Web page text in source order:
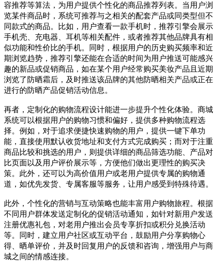
容推荐等算法，为用户提供个性化的商品推荐列表。当用户浏
览某件商品时，系统可推荐与之相关的配套产品或同类型但不
同款式的商品。比如，用户查看一款手机时，推荐引擎会展示
手机壳、充电器、耳机等相关配件，或者推荐其他品牌具有相
似功能和性价比的手机。同时，根据用户的历史购买频率和近
期浏览趋势，推荐引擎还能在合适的时间为用户推送可能感兴
趣的新品或促销商品，如在某个用户经常购买美妆产品且近期
浏览了防晒霜后，及时推送该品牌的其他防晒相关产品或正在
进行的防晒产品促销活动信息。
再者，定制化的购物流程设计能进一步提升个性化体验。商城
系统可以根据用户的购物习惯和偏好，提供多种购物流程选
择。例如，对于追求便捷快速购物的用户，提供一键下单功
能，直接使用默认收货地址和支付方式完成购买；而对于注重
商品比较和挑选的用户，则提供详细的商品筛选功能、产品对
比页面以及用户评价展示等，方便他们做出更理性的购买决
策。此外，还可以为高价值用户或老用户提供专属的购物通
道，如优先发货、专属客服等服务，让用户感受到特殊待遇。
此外，个性化的营销与互动策略也能丰富用户购物旅程。根据
不同用户群体发送定制化的促销活动通知，如针对新用户发送
注册优惠礼包，对老用户推出会员专享折扣或积分兑换活动
等。同时，建立用户社区或互动平台，鼓励用户分享购物心
得、晒单评价，并及时回复用户的反馈和咨询，增强用户与商
城之间的情感连接。